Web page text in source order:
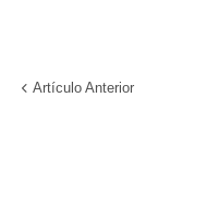
Artículo Anterior